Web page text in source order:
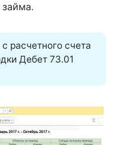
расчетного счета
Дебет 73.01